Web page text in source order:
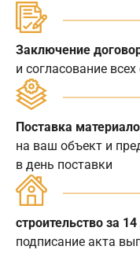
Заключение
и согласование
Поставка
на ваш объект и
в день поставки
строительство за
подписание акта